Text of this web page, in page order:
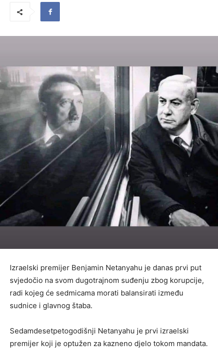
Izraelski premijer Benjamin Netanyahu je danas prvi put
svjedočio na svom dugotrajnom suđenju zbog korupcije,
radi kojeg će sedmicama morati balansirati između
sudnice i glavnog štaba.
Sedamdesetpetogodišnji Netanyahu je prvi izraelski
premijer koji je optužen za kazneno djelo tokom mandata.